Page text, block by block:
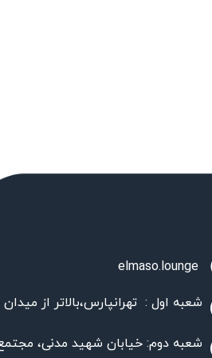
elmaso.lounge
شعبه اول : تهرانپارس،بالاتر از
شعبه دوم: خیابان شهید مدنی، مجتمع تیراژه 2، تراس